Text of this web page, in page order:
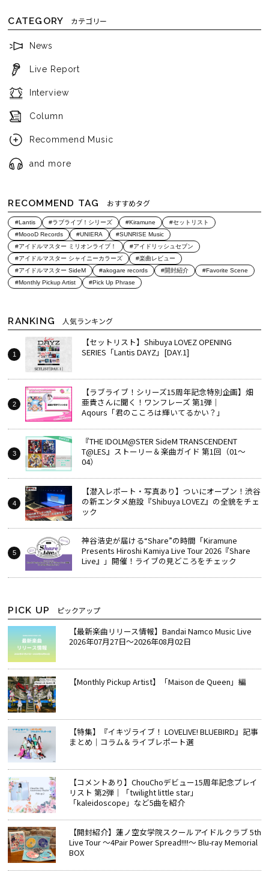
CATEGORY カテゴリー
News
Live Report
Interview
Column
Recommend Music
and more
RECOMMEND TAG おすすめタグ
#Lantis #ラブライブ！シリーズ #Kiramune
#セットリスト
#MoooD Records
#UNIERA
#SUNRISE Music
#アイドルマスター ミリオンライブ！
#アイドリッシュセブン
#アイドルマスター シャイニーカラーズ
#楽曲レビュー
#アイドルマスター SideM
#akogare records #開封紹介
#Favorite Scene
#Monthly Pickup Artist
#Pick Up Phrase
RANKING 人気ランキング
【セットリスト】Shibuya LOVEZ OPENING
SERIES「Lantis DAYZ」[DAY.1]
【ラブライブ！シリーズ15周年記念特別企画】畑
亜貴さんに聞く！ワンフレーズ 第1弾｜
Aqours「君のこころは輝いてるかい？」
『THE IDOLM@STER SideM TRANSCENDENT
T@LES』ストーリー＆楽曲ガイド 第1回（01～
04）
【潜入レポート・写真あり】ついにオープン！渋谷
の新エンタメ施設『Shibuya LOVEZ』の全貌をチェ
ック
神谷浩史が届ける“Share”の時間――「Kiramune
Presents Hiroshi Kamiya Live Tour 2026『Share
Live』」開催！ライブの見どころをチェック
PICK UP ピックアップ
【最新楽曲リリース情報】Bandai Namco Music Live
2026年07月27日～2026年08月02日
【Monthly Pickup Artist】「Maison de Queen」編
【特集】『イキヅライブ！ LOVELIVE! BLUEBIRD』記事
まとめ│コラム＆ライブレポート選
【コメントあり】ChouChoデビュー15周年記念プレイ
リスト 第2弾｜「twilight little star」
「kaleidoscope」など5曲を紹介
【開封紹介】蓮ノ空女学院スクールアイドルクラブ 5th
Live Tour ～4Pair Power Spread!!!!～ Blu-ray Memorial
BOX